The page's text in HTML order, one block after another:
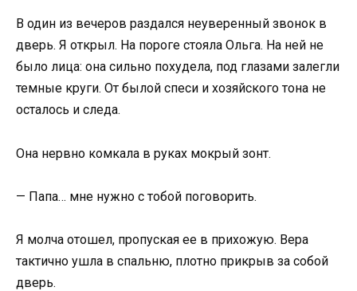
В один из вечеров раздался неуверенный звонок в
дверь. Я открыл. На пороге стояла Ольга. На ней не
было лица: она сильно похудела, под глазами залегли
темные круги. От былой спеси и хозяйского тона не
осталось и следа.
Она нервно комкала в руках мокрый зонт.
— Папа… мне нужно с тобой поговорить.
Я молча отошел, пропуская ее в прихожую. Вера
тактично ушла в спальню, плотно прикрыв за собой
дверь.